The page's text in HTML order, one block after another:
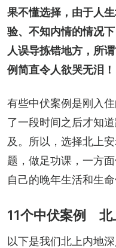
果不懂选择，由于人
验、不知内情的情况
人误导拣错地方，所
例简直令人欲哭无泪！
有些中伏案例是刚入
了一段时间之后才知
及。所以，选择北上
题，做足功课，一方
自己的晚年生活和生命
11个中伏案例 北
以下是我们北上内地